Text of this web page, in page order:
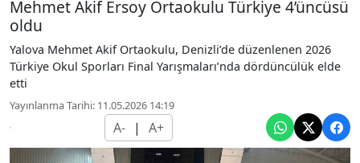
Mehmet Akif Ersoy Ortaokulu Türkiye 4’üncüsü
oldu
Yalova Mehmet Akif Ortaokulu, Denizli’de düzenlenen 2026
Türkiye Okul Sporları Final Yarışmaları’nda dördüncülük elde
etti
Yayınlanma Tarihi: 11.05.2026 14:19
A- | A+